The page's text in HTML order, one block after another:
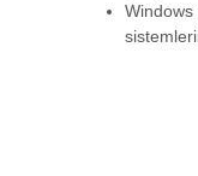
Windows